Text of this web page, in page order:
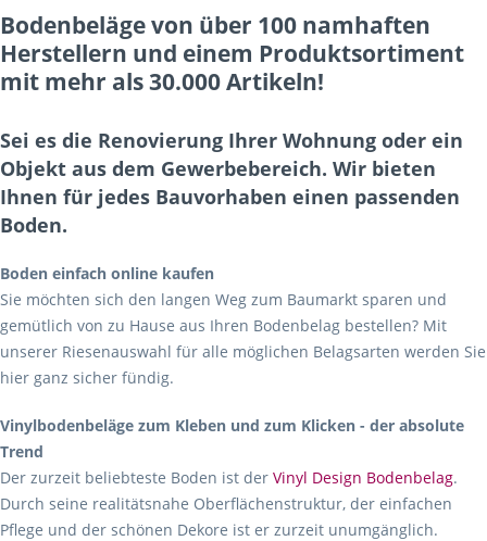
Bodenbeläge von über 100 namhaften
Herstellern und einem Produktsortiment
mit mehr als 30.000 Artikeln!
Sei es die Renovierung Ihrer Wohnung oder ein
Objekt aus dem Gewerbebereich. Wir bieten
Ihnen für jedes Bauvorhaben einen passenden
Boden.
Boden einfach online kaufen
Sie möchten sich den langen Weg zum Baumarkt sparen und
gemütlich von zu Hause aus Ihren Bodenbelag bestellen? Mit
unserer Riesenauswahl für alle möglichen Belagsarten werden Sie
hier ganz sicher fündig.
Vinylbodenbeläge zum Kleben und zum Klicken - der absolute
Trend
Der zurzeit beliebteste Boden ist der Vinyl Design Bodenbelag.
Durch seine realitätsnahe Oberflächenstruktur, der einfachen
Pflege und der schönen Dekore ist er zurzeit unumgänglich.